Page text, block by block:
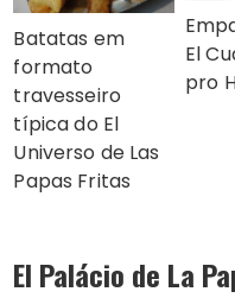
Batatas em
formato
travesseiro
típica do El
Universo de Las
Papas Fritas
El
pro
El Palácio de La